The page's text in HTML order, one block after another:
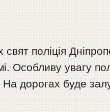
свят поліція
Особливу увагу
дорогах буде